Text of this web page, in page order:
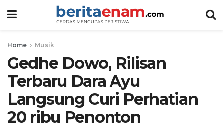
Home Musik
Gedhe Dowo, Rilisan
Terbaru Dara Ayu
Langsung Curi Perhatian
20 ribu Penonton